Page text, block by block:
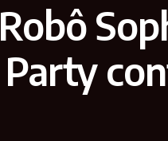
Robô
Party